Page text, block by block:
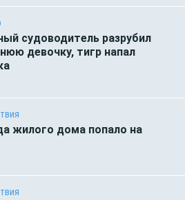
судоводитель разрубил
девочку, тигр напал
жилого дома попало на